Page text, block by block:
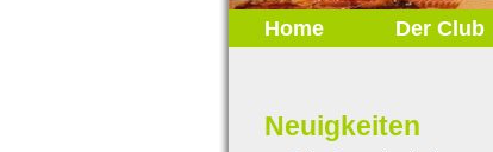
Home Der Club
Neuigkeiten